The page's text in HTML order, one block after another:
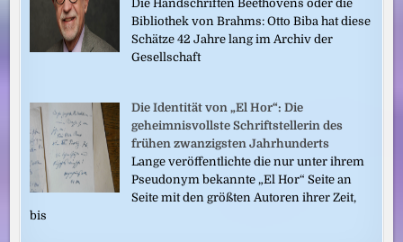
Die Handschriften Beethovens oder die
Bibliothek von Brahms: Otto Biba hat diese
Schätze 42 Jahre lang im Archiv der
Gesellschaft
Die Identität von „El Hor“: Die
geheimnisvollste Schriftstellerin des
frühen zwanzigsten Jahrhunderts
Lange veröffentlichte die nur unter ihrem
Pseudonym bekannte „El Hor“ Seite an
Seite mit den größten Autoren ihrer Zeit,
bis